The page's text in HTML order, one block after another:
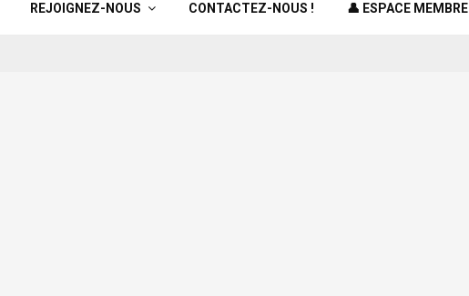
REJOIGNEZ-NOUS CONTACTEZ-NOUS ! 👤 ESPACE MEMBRE